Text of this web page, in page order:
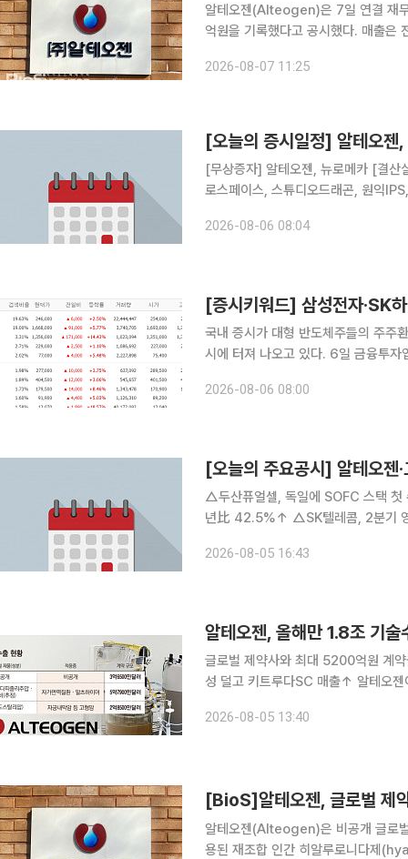
알테오젠(Alteogen)은 7일 연결 재
억원을 기록했다고 공시했다. 매출
이다. 이번 실적에는 올해 1분기 중 체
2026-08-07 11:25
[오늘의 증시일정] 알테오젠
[무상증자] 알테오젠, 뉴로메카 [결산실적공시 예정] 쇼박스, BGF, LG헬로비전, LIG디펜스앤에어
로스페이스, 스튜디오드래곤, 원익
씨엠, 페스카로, 디알텍
2026-08-06 08:04
국내 증시가 대형 반도체주들의 주주
시에 터져 나오고 있다. 6일 금융투자업계에 따르면 이날 장 시작 전 네이버페이증권 실시간 검색
렸다. 특히 국내 반도체 양대 산맥
2026-08-06 08:00
[오늘의 주요공시] 알테오젠·
△두산퓨얼셀, 독일에 SOFC 스택
년比 42.5%↑ △SK텔레콤, 2분기
산, 2분기 영업익 45억…전년比
2026-08-05 16:43
알테오젠, 올해만 1.8조 기술
글로벌 제약사와 최대 5200억원 계약
성 덜고 키트루다SC 매출↑ 알테오젠이 올해 세 번째 피하주사(SC) 제형 전환 플랫폼 ‘ALT-B4’의
도 유리한 결과가 이어진 데다 ALT-
2026-08-05 13:40
[BioS]알테오젠, 글로벌
알테오젠(Alteogen)은 비공개 글로
용된 재조합 인간 히알루로니다제